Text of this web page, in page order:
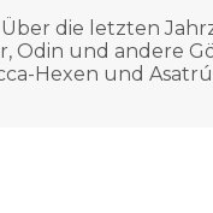
die letzten
Odin und andere
Hexen und